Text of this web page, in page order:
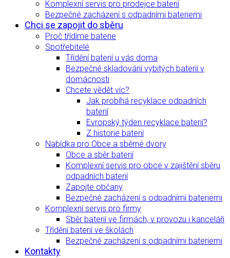
Komplexní servis pro prodejce baterií
Bezpečné zacházení s odpadními bateriemi
Chci se zapojit do sběru
Proč třídíme baterie
Spotřebitelé
Třídění baterií u vás doma
Bezpečné skladování vybitých baterií v
domácnosti
Chcete vědět víc?
Jak probíhá recyklace odpadních
baterií
Evropský týden recyklace baterií?
Z historie baterií
Nabídka pro Obce a sběrné dvory
Obce a sběr baterií
Komplexní servis pro obce v zajištění sběru
odpadních baterií
Zapojte občany
Bezpečné zacházení s odpadními bateriemi
Komplexní servis pro firmy
Sběr baterií ve firmách, v provozu i kanceláři
Třídění baterií ve školách
Bezpečné zacházení s odpadními bateriemi
Kontakty